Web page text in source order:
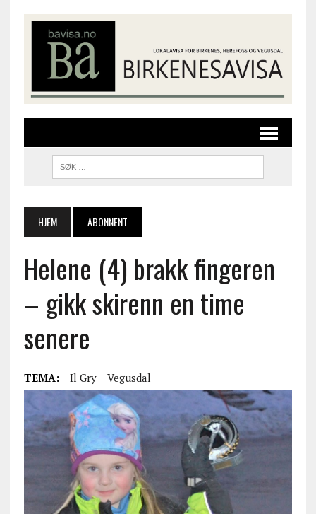
HJEM ABONNENT
Helene (4) brakk fingeren
– gikk skirenn en time
senere
TEMA: Il Gry Vegusdal